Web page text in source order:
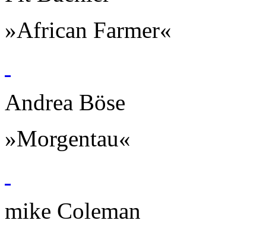
»African Farmer«
Andrea Böse
»Morgentau«
mike Coleman